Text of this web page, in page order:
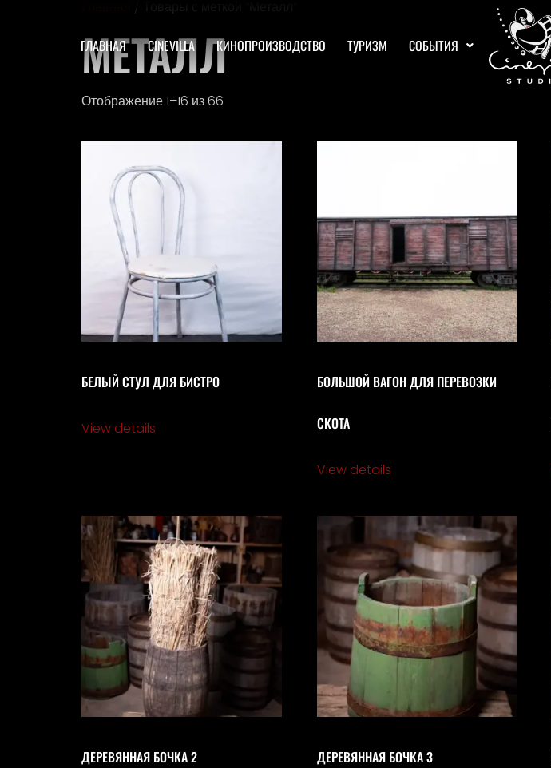
ГЛАВНАЯ CINEVILLA КИНОПРОИЗВОДСТВО ТУРИЗМ СОБЫТИЯ
/ Товары с меткой “Металл”
МЕТАЛЛ
Отображение 1–16 из 66
БЕЛЫЙ СТУЛ ДЛЯ БИСТРО
View details
БОЛЬШОЙ ВАГОН ДЛЯ ПЕРЕВОЗКИ
СКОТА
View details
ДЕРЕВЯННАЯ БОЧКА 2 ДЕРЕВЯННАЯ БОЧКА 3